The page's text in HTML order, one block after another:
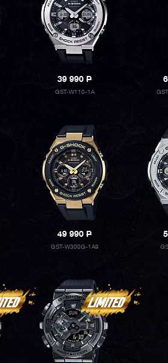
39 990P
GST-W110-1A
49 990P
GST-W300G-1A9